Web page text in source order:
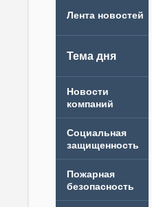
Лента новостей
Тема дня
Новости
компаний